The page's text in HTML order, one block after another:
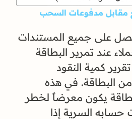
مقابل مدفوعات السحب
على جميع المستندات
عند تمرير البطاقة
كمية النقود
البطاقة. في هذه
يكون معرضاً لخطر
السرية إذا